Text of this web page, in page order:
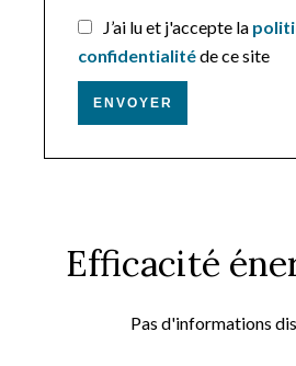
J’ai lu et j'accepte la
confidentialitéde ce site
ENVOYER
Efficacité
Pas d'informations